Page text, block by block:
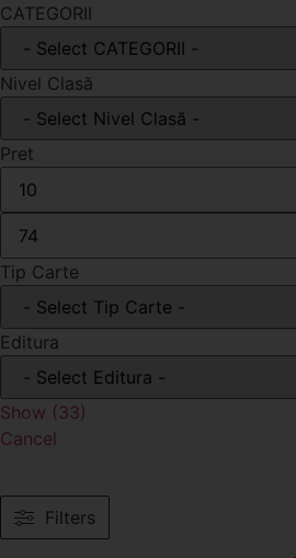
CATEGORII
Nivel Clasă
Pret
Tip Carte
Editura
Show (33)
Cancel
Filters